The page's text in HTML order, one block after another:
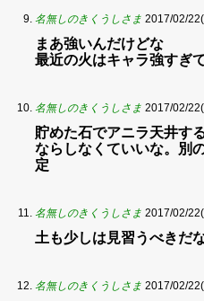
名無しのきくうしさま 2017/02/
まあ強いんだけどな
最近の火はキャラ強すぎ
名無しのきくうしさま 2017/02/
貯めた石でアニラ天井
ならしなくていいな。別
定
名無しのきくうしさま 2017/02/
土も少しは見習うべきだな
名無しのきくうしさま 2017/02/